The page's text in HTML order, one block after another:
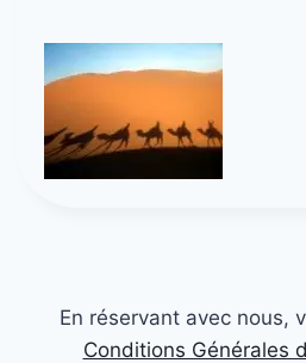
En réservant avec nous,
Conditions Générales